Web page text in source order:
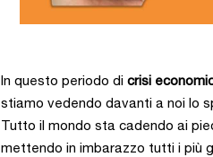
In questo periodo dicrisi
stiamo vedendo davanti a noi lo
Tutto il mondo sta cadendo ai
mettendo in imbarazzo tutti i più